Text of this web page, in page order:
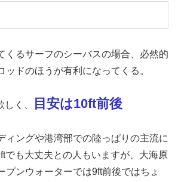
くるサーフのシーバスの場合、必然的
ッドのほうが有利になってくる。
く、 目安は10ft前後
ィングや港湾部での陸っぱりの主流に
でも大丈夫との人もいますが、大海原
プンウォーターでは9ft前後ではちょ